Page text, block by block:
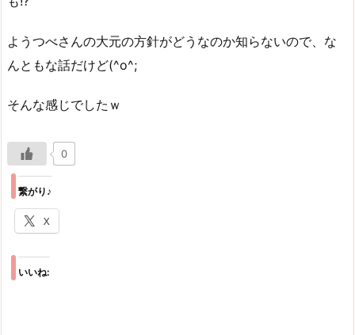
ようつべさんの大元の方針がどうなのか知らないので、な
んともな話だけど(^o^;
そんな感じでしたｗ
0
繋がり♪
X
いいね: